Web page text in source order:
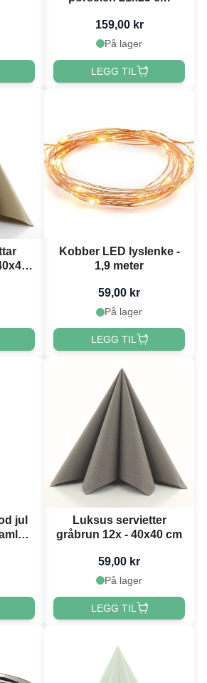
159,00 kr
På lager
LEGG TIL
Kobber LED lyslenke -
1,9 meter
59,00 kr
På lager
LEGG TIL
jul
Luksus servietter
gråbrun 12x - 40x40 cm
59,00 kr
På lager
LEGG TIL